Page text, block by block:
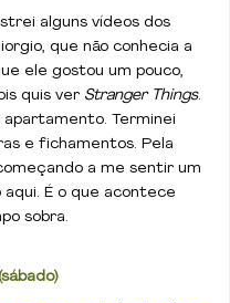
alguns vídeos dos
que não conhecia a
ele gostou um pouco,
quis ver Stranger Things.
apartamento. Terminei
e fichamentos. Pela
a me sentir um
aqui. É o que acontece
sobra.